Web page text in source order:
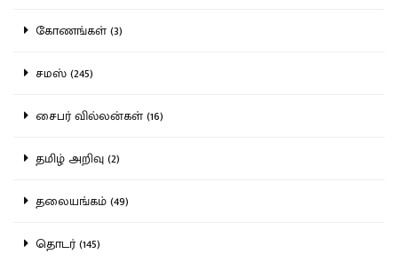
கோணங்கள் (3)
சமஸ் (245)
சைபர் வில்லன்கள் (16)
தமிழ் அறிவு (2)
தலையங்கம் (49)
தொடர் (145)